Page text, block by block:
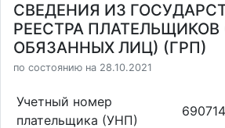
СВЕДЕНИЯ ИЗ
РЕЕСТРА
ОБЯЗАННЫХ ЛИЦ) (ГРП)
по состоянию на 28.10.2021
Учетный номер
плательщика (УНП)